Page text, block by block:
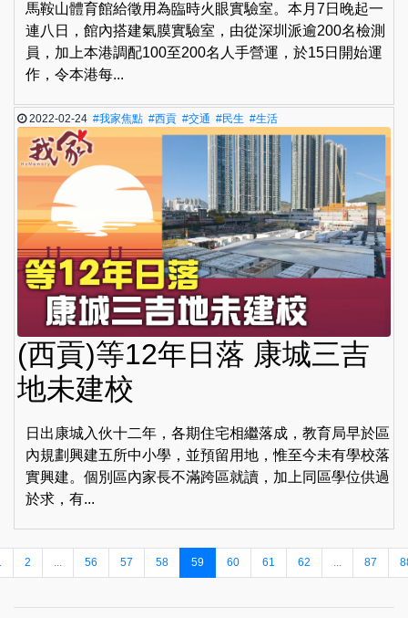
馬鞍山體育館給徵用為臨時火眼實驗室。本月7日晚起一
連八日，館內搭建氣膜實驗室，由從深圳派逾200名檢測
員，加上本港調配100至200名人手營運，於15日開始運
作，令本港每...
2022-02-24#我家焦點 #西貢 #交通 #民生 #生活
(西貢)等12年日落 康城三吉
地未建校
日出康城入伙十二年，各期住宅相繼落成，教育局早於區
內規劃興建五所中小學，並預留用地，惟至今未有學校落
實興建。個別區內家長不滿跨區就讀，加上同區學位供過
於求，有...
2 56 57 58 59 60 61 62 87